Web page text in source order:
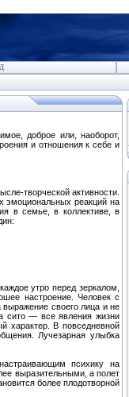
доброе или, наоборот,
и отношения к себе и
творческой активности.
эмоциональных реакций на
в семье, в коллективе, в
утро перед зеркалом,
настроение. Человек с
своего лица и не
сито — все явления жизни
характер. В повседневной
Лучезарная улыбка
психику на
выразительными, а полет
более плодотворной